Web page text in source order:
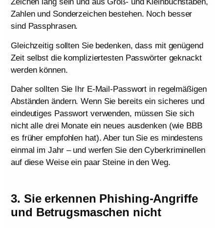
Zahlen und Sonderzeichen bestehen. Noch besser
sind Passphrasen.
Gleichzeitig sollten Sie bedenken, dass mit genügend
Zeit selbst die kompliziertesten Passwörter geknackt
werden können.
Daher sollten Sie Ihr E-Mail-Passwort in regelmäßigen
Abständen ändern. Wenn Sie bereits ein sicheres und
eindeutiges Passwort verwenden, müssen Sie sich
nicht alle drei Monate ein neues ausdenken (wie BBB
es früher empfohlen hat). Aber tun Sie es mindestens
einmal im Jahr – und werfen Sie den Cyberkriminellen
auf diese Weise ein paar Steine in den Weg.
3. Sie erkennen Phishing-Angriffe
und Betrugsmaschen nicht